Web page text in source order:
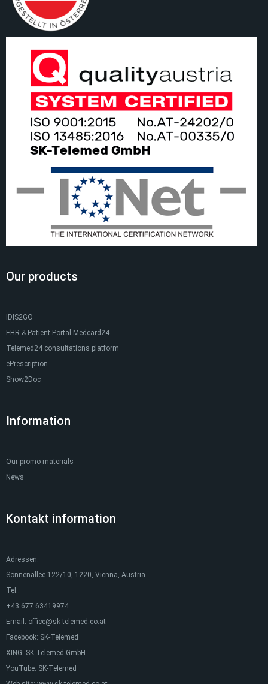
Our products
IDIS2GO
EHR & Patient Portal Medcard24
Telemed24 consultations platform
ePrescription
Show2Doc
Information
Our promo materials
News
Kontakt information
Adressen:
Sonnenallee 122/10, 1220, Vienna, Austria
Tel.:
+43 677 63419974
Email: office@sk-telemed.co.at
Facebook: SK-Telemed
XING: SK-Telemed GmbH
YouTube: SK-Telemed